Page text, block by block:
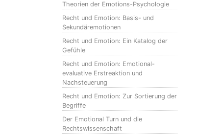
Theorien der Emotions-Psychologie
Recht und Emotion: Basis- und
Sekundäremotionen
Recht und Emotion: Ein Katalog der
Gefühle
Recht und Emotion: Emotional-
evaluative Erstreaktion und
Nachsteuerung
Recht und Emotion: Zur Sortierung der
Begriffe
Der Emotional Turn und die
Rechtswissenschaft